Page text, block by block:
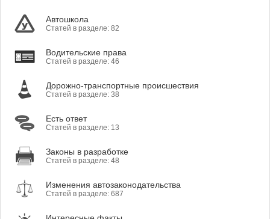
Автошкола
Статей в разделе: 82
Водительские права
Статей в разделе: 46
Дорожно-транспортные происшествия
Статей в разделе: 38
Есть ответ
Статей в разделе: 13
Законы в разработке
Статей в разделе: 48
Изменения автозаконодательства
Статей в разделе: 687